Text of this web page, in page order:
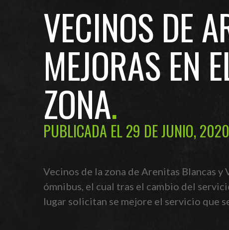
VECINOS DE
MEJORAS EN
ZONA
PUBLICADA EL 29 DE JUNIO, 2020
Vecinos de la zona de Arenitas Blancas
ómnibus, el cual tras el cambio del
lugar solicitan se mejore el servicio que